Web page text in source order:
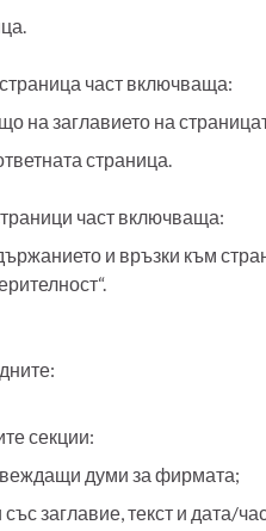
част включваща:
на заглавието на
страница.
част включваща:
и връзки към
секции:
думи за фирмата;
заглавие, текст и дата/